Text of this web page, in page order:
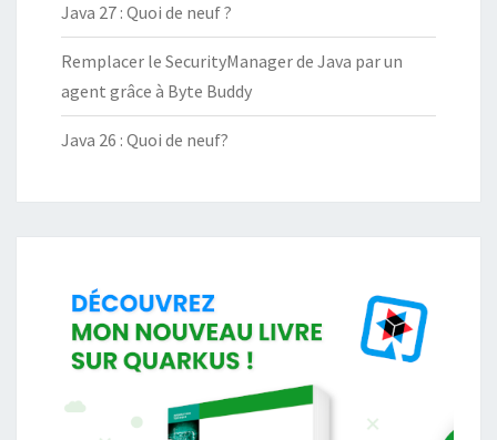
Java 27 : Quoi de neuf ?
Remplacer le SecurityManager de Java par un
agent grâce à Byte Buddy
Java 26 : Quoi de neuf?